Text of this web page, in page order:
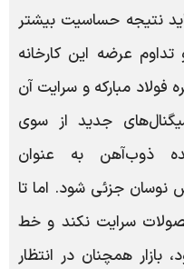
نتیجه حساسیت بیشتر
عرضه این کارخانه
فولاد مبارکه و سرایت آن
جدید از سوی
ذوب‌آهن به عنوان
نوسان جزئی شود. اما تا
سرایت نکند و خط
همچنان در انتظار